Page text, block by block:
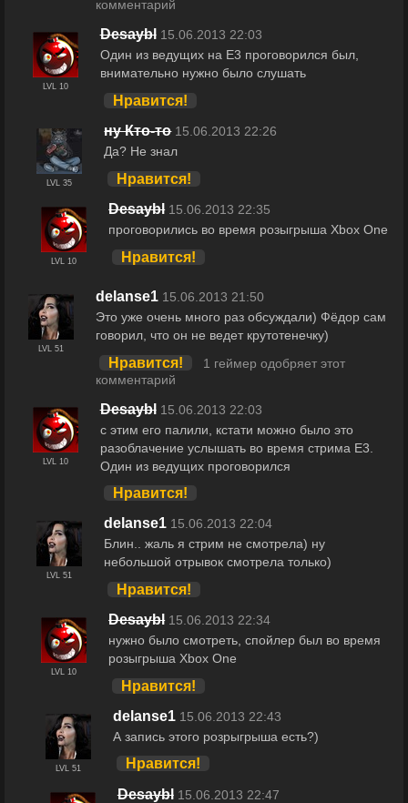
комментарий
LVL 10
Desaybl 15.06.2013 22:03
Один из ведущих на Е3 проговорился был,
внимательно нужно было слушать
Нравится!
LVL 35
ну Кто-то 15.06.2013 22:26
Да? Не знал
Нравится!
LVL 10
Desaybl 15.06.2013 22:35
проговорились во время розыгрыша Xbox One
Нравится!
LVL 51
delanse1 15.06.2013 21:50
Это уже очень много раз обсуждали) Фёдор сам
говорил, что он не ведет крутотенечку)
Нравится!
1 геймер одобряет этот
комментарий
LVL 10
Desaybl 15.06.2013 22:03
с этим его палили, кстати можно было это
разоблачение услышать во время стрима Е3.
Один из ведущих проговорился
Нравится!
LVL 51
delanse1 15.06.2013 22:04
Блин.. жаль я стрим не смотрела) ну
небольшой отрывок смотрела только)
Нравится!
LVL 10
Desaybl 15.06.2013 22:34
нужно было смотреть, спойлер был во время
розыгрыша Xbox One
Нравится!
LVL 51
delanse1 15.06.2013 22:43
А запись этого розрыгрыша есть?)
Нравится!
Desaybl 15.06.2013 22:47